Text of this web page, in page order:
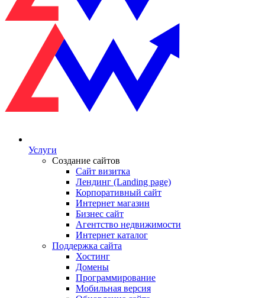
Услуги
Создание сайтов
Сайт визитка
Лендинг (Landing page)
Корпоративный сайт
Интернет магазин
Бизнес сайт
Агентство недвижимости
Интернет каталог
Поддержка сайта
Хостинг
Домены
Программирование
Мобильная версия